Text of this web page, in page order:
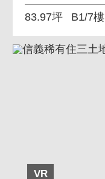
83.97坪 B1/7樓
VR